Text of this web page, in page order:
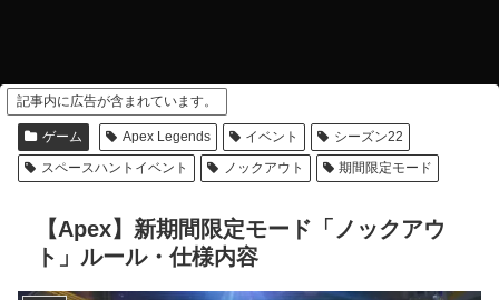
記事内に広告が含まれています。
ゲーム Apex Legends イベント
シーズン22
スペースハントイベント
ノックアウト 期間限定モード
【Apex】新期間限定モード「ノックアウ
ト」ルール・仕様内容